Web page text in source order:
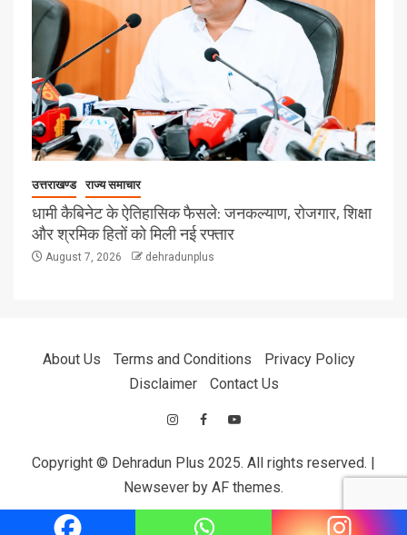
उत्तराखण्ड राज्य समाचार
धामी कैबिनेट के ऐतिहासिक फैसले: जनकल्याण, रोजगार, शिक्षा
और श्रमिक हितों को मिली नई रफ्तार
August 7, 2026 dehradunplus
About Us Terms and Conditions
Privacy Policy
Disclaimer
Contact Us
Copyright © Dehradun Plus 2025. All rights reserved.
Newsever by AF themes.